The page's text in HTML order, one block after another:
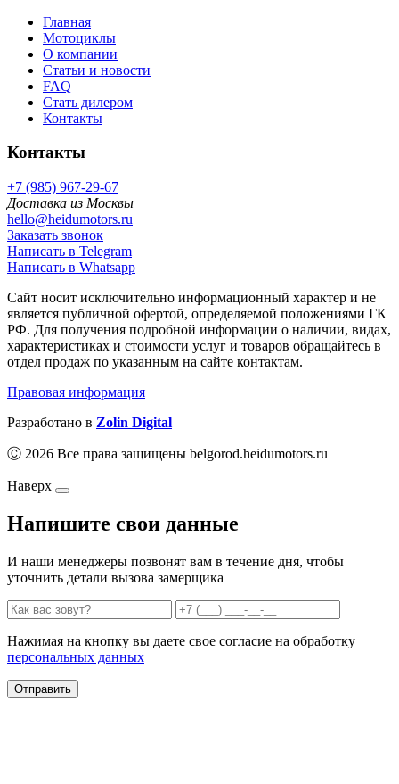
Главная
Мотоциклы
О компании
Статьи и новости
FAQ
Стать дилером
Контакты
Контакты
+7 (985) 967-29-67
Доставка из Москвы
hello@heidumotors.ru
Заказать звонок
Написать в Telegram
Написать в Whatsapp
Сайт носит исключительно информационный характер и не
является публичной офертой, определяемой положениями ГК
РФ. Для получения подробной информации о наличии, видах,
характеристиках и стоимости услуг и товаров обращайтесь в
отдел продаж по указанным на сайте контактам.
Правовая информация
Разработано в Zolin Digital
Ⓒ 2026 Все права защищены belgorod.heidumotors.ru
Наверх
Напишите свои данные
И наши менеджеры позвонят вам в течение дня, чтобы
уточнить детали вызова замерщика
Нажимая на кнопку вы даете свое согласие на обработку
персональных данных
Отправить